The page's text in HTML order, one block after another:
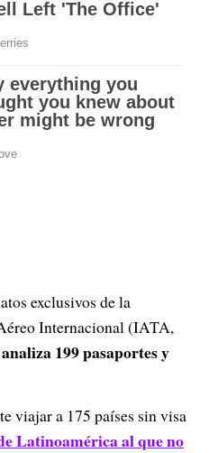
exclusivos de la
Internacional (IATA,
analiza 199 pasaportes y
viajar a 175 países sin visa
Latinoamérica al que no